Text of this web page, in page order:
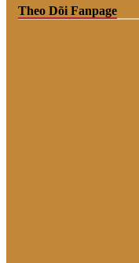
Theo Dõi Fanpage